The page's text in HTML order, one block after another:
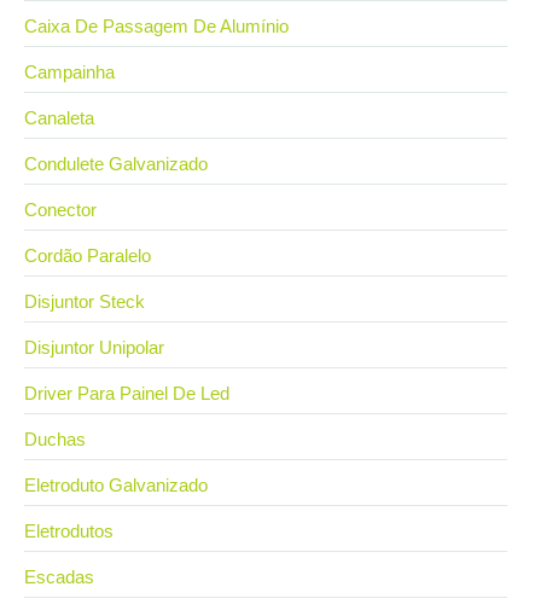
Caixa De Passagem De Alumínio
Campainha
Canaleta
Condulete Galvanizado
Conector
Cordão Paralelo
Disjuntor Steck
Disjuntor Unipolar
Driver Para Painel De Led
Duchas
Eletroduto Galvanizado
Eletrodutos
Escadas